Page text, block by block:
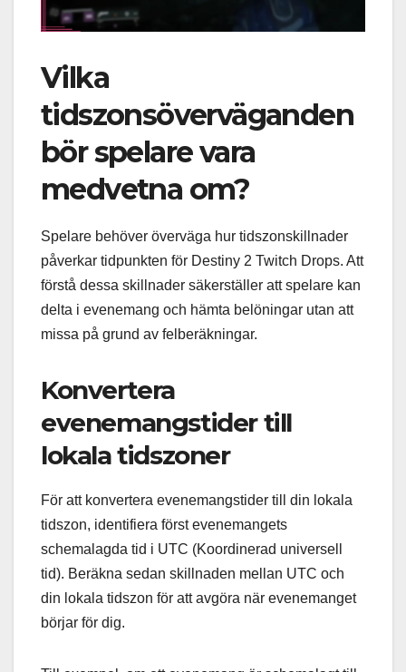
Vilka
tidszonsöverväganden
bör spelare vara
medvetna om?
Spelare behöver överväga hur tidszonskillnader
påverkar tidpunkten för Destiny 2 Twitch Drops. Att
förstå dessa skillnader säkerställer att spelare kan
delta i evenemang och hämta belöningar utan att
missa på grund av felberäkningar.
Konvertera
evenemangstider till
lokala tidszoner
För att konvertera evenemangstider till din lokala
tidszon, identifiera först evenemangets
schemalagda tid i UTC (Koordinerad universell
tid). Beräkna sedan skillnaden mellan UTC och
din lokala tidszon för att avgöra när evenemanget
börjar för dig.